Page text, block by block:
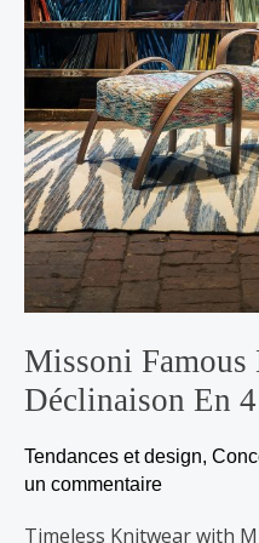
Missoni Famous
Déclinaison En
Tendances et design,
un commentaire
Timeless Knitwear with